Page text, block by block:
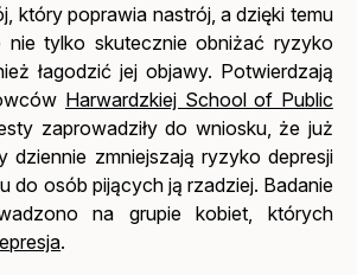
który poprawia nastrój, a dzięki temu
tylko skutecznie obniżać ryzyko
łagodzić jej objawy. Potwierdzają
Harwardzkiej School of Public
zaprowadziły do wniosku, że już
dziennie zmniejszają ryzyko depresji
do osób pijących ją rzadziej. Badanie
na grupie kobiet, których
.